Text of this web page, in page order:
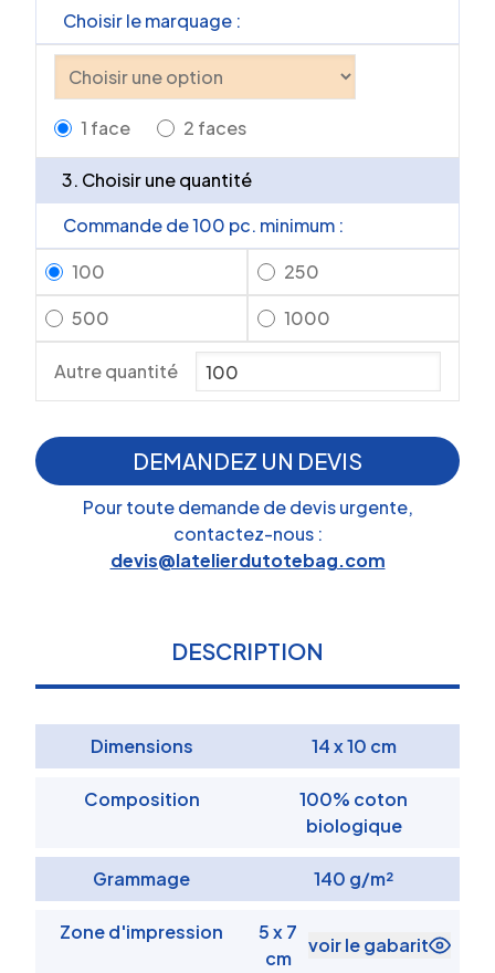
Choisir le marquage :
1 face 2 faces
3. Choisir une quantité
Commande de 100 pc. minimum :
100
250
500
1000
Autre quantité
DEMANDEZ UN DEVIS
Pour toute demande de devis urgente,
contactez-nous :
devis@latelierdutotebag.com
DESCRIPTION
Dimensions 14 x 10 cm
Composition
100% coton
biologique
Grammage 140 g/m²
Zone d'impression
5 x 7
cm
voir le gabarit